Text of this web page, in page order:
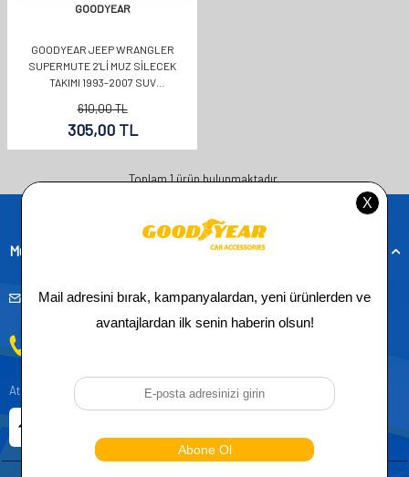
GOODYEAR
GOODYEAR JEEP WRANGLER
SUPERMUTE 2'LI MUZ SILECEK
TAKIMI 1993-2007 SUV
610,00TL
305,00TL
Toplam1ürün bulunmaktadır.
Müşteri Hizmetleri
musteridestek@goodyearotoaksesuar.com.tr
Atatürk, Kıraç Mevkii, Orhan Veli Cd. D:No:19, 34522 Esenyurt/İstanbul